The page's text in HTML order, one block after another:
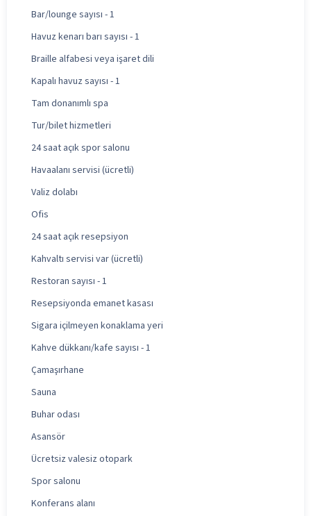
Bar/lounge sayısı - 1
Havuz kenarı barı sayısı - 1
Braille alfabesi veya işaret dili
Kapalı havuz sayısı - 1
Tam donanımlı spa
Tur/bilet hizmetleri
24 saat açık spor salonu
Havaalanı servisi (ücretli)
Valiz dolabı
Ofis
24 saat açık resepsiyon
Kahvaltı servisi var (ücretli)
Restoran sayısı - 1
Resepsiyonda emanet kasası
Sigara içilmeyen konaklama yeri
Kahve dükkanı/kafe sayısı - 1
Çamaşırhane
Sauna
Buhar odası
Asansör
Ücretsiz valesiz otopark
Spor salonu
Konferans alanı